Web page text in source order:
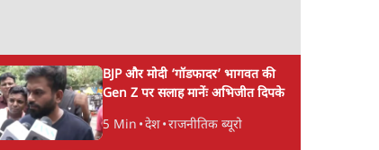
BJP और मोदी ‘गॉडफादर’ भागवत की
Gen Z पर सलाह मानेंः अभिजीत दिपके
5 Min •देश•राजनीतिक ब्यूरो